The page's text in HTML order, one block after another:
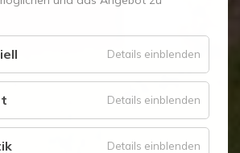
Details einblenden
Details einblenden
Komfort
Details einblenden